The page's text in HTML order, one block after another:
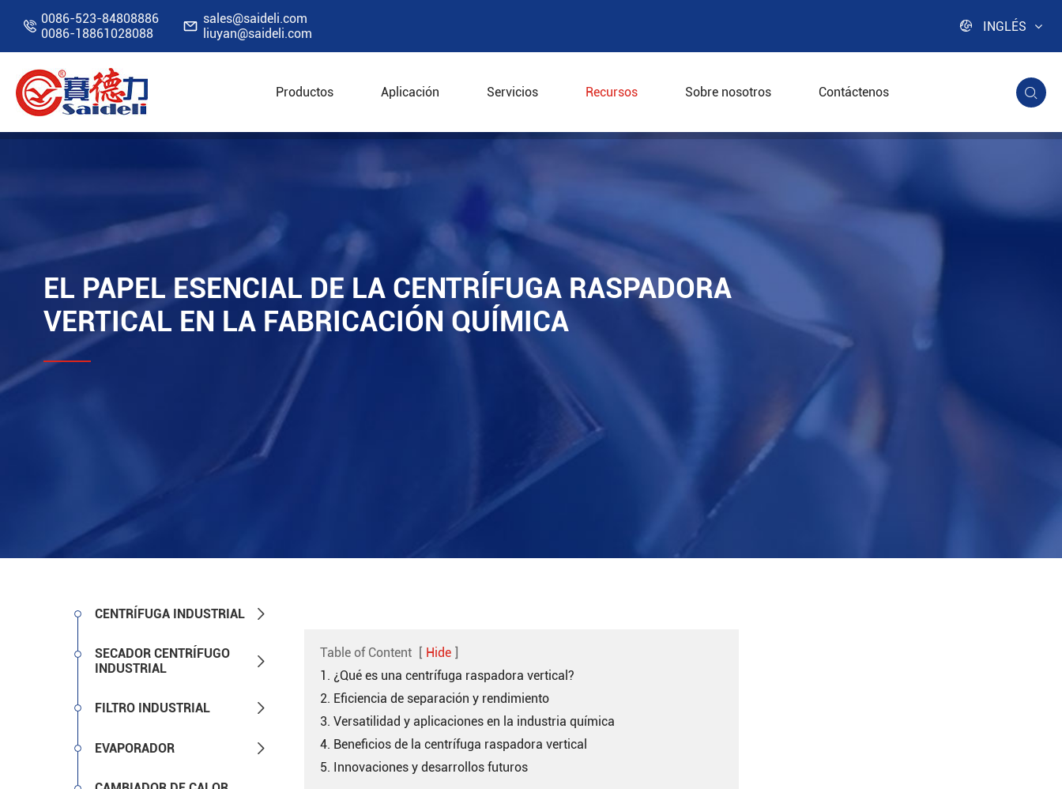
 0086-523-84808886
0086-18861028088
 sales@saideli.com
liuyan@saideli.com
 INGLÉS
Productos Aplicación Servicios Recursos Sobre nosotros Contáctenos 
Inicio Recursos
EL PAPEL ESENCIAL DE LA CENTRÍFUGA RASPADORA
VERTICAL EN LA FABRICACIÓN QUÍMICA
CENTRÍFUGA INDUSTRIAL 
SECADOR CENTRÍFUGO
INDUSTRIAL

FILTRO INDUSTRIAL 
EVAPORADOR 
Table of Content [ Hide ]
1. ¿Qué es una centrífuga raspadora vertical?
2. Eficiencia de separación y rendimiento
3. Versatilidad y aplicaciones en la industria química
4. Beneficios de la centrífuga raspadora vertical
5. Innovaciones y desarrollos futuros